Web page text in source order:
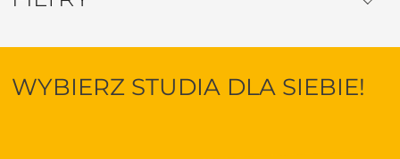
WYBIERZ STUDIA DLA SIEBIE!